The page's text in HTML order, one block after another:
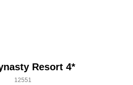
Resort 4*
12551